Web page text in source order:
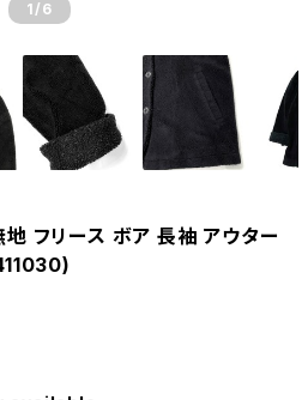
1 /6
フリース ボア 長袖 アウター